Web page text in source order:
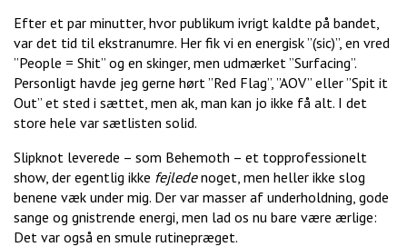
Efter et par minutter, hvor publikum ivrigt kaldte på bandet,
var det tid til ekstranumre. Her fik vi en energisk ”(sic)”, en vred
”People = Shit” og en skinger, men udmærket ”Surfacing”.
Personligt havde jeg gerne hørt ”Red Flag”, ”AOV” eller ”Spit it
Out” et sted i sættet, men ak, man kan jo ikke få alt. I det
store hele var sætlisten solid.
Slipknot leverede – som Behemoth – et topprofessionelt
show, der egentlig ikke fejledenoget, men heller ikke slog
benene væk under mig. Der var masser af underholdning, gode
sange og gnistrende energi, men lad os nu bare være ærlige:
Det var også en smule rutinepræget.